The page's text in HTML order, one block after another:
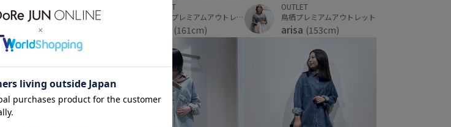
erika
OUTLET
仙台泉プレミアムアウトレット
(161cm)
OUTLET
鳥栖プレミアムアウトレット
arisa (153cm)